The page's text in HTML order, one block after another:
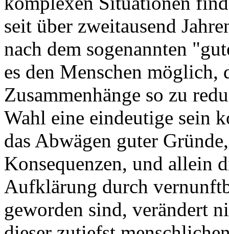
seit über zweitausend
nach dem sogenannten
es den Menschen
Zusammenhänge so zu
Wahl eine eindeutige sein
das Abwägen guter
Konsequenzen, und allein
Aufklärung durch
geworden sind, verändert